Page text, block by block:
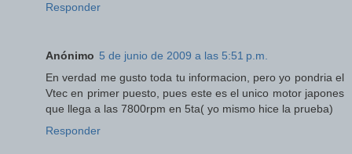
Responder
Anónimo 5 de junio de 2009 a las 5:51 p.m.
En verdad me gusto toda tu informacion, pero yo pondria el
Vtec en primer puesto, pues este es el unico motor japones
que llega a las 7800rpm en 5ta( yo mismo hice la prueba)
Responder